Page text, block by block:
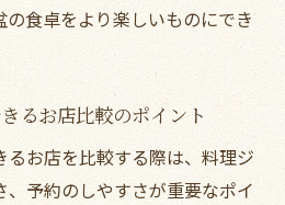
食卓をより楽しいものにでき
るお店比較のポイント
お店を比較する際は、料理ジ
、予約のしやすさが重要なポイ